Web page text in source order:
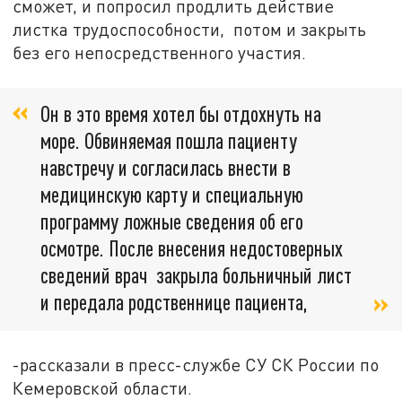
сможет, и попросил продлить действие
листка трудоспособности, потом и закрыть
без его непосредственного участия.
Он в это время хотел бы отдохнуть на
море. Обвиняемая пошла пациенту
навстречу и согласилась внести в
медицинскую карту и специальную
программу ложные сведения об его
осмотре. После внесения недостоверных
сведений врач закрыла больничный лист
и передала родственнице пациента,
-рассказали в пресс-службе СУ СК России по
Кемеровской области.